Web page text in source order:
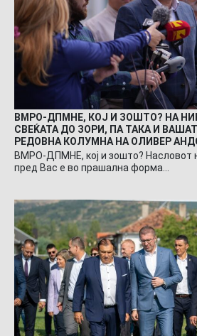
ВМРО-ДПМНЕ, КОЈ И ЗОШТО? НА
СВЕЌАТА ДО ЗОРИ, ПА ТАКА И
РЕДОВНА КОЛУМНА НА ОЛИВЕР
ВМРО-ДПМНЕ, кој и зошто? Насловот
пред Вас е во прашална форма…